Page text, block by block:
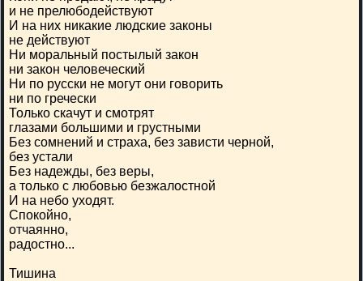
и не прелюбодействуют
И на них никакие людские законы
не действуют
Ни моральный постылый закон
ни закон человеческий
Ни по русски не могут они говорить
ни по гречески
Только скачут и смотрят
глазами большими и грустными
Без сомнений и страха, без зависти черной,
без устали
Без надежды, без веры,
а только с любовью безжалостной
И на небо уходят.
Спокойно,
отчаянно,
радостно...
Тишина